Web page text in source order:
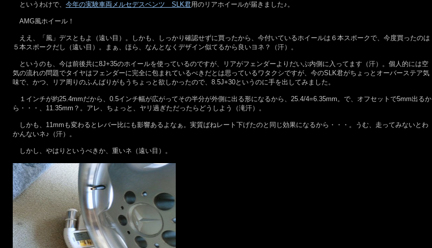
というわけで、 今年の実験車両メルセデスベンツ SLK君用のリアホイールが届きました♪。
AMG風ホイール！
ええ、「風」デスともよ（遠い目）。しかも、しっかり確認せずに買ったから、今付いているホイールは６本スポークで、今度買ったのは
５本スポークだし（遠い目）。まぁ、ほら、なんとなくデザイン似てるから良いヨネ？（汗）。
というのも、今は前後共に8J+35のホイールを使っているのですが、リアがフェンダーよりだいぶ内側に入ってます（汗）。個人的には空
気の流れの問題でタイヤはフェンダーに完全に包まれているべきだとは思っているワタクシですが、今のSLK君がちょっとオーバーステア気
味で、かつ、リア周りのふんばりがもうちょっと欲しかったので、8.5J+30というのに手を出してみました。
１インチが約25.4mmだから、0.5インチ幅が広がってその半分が外側に出る形になるから、25.4/4=6.35mm。で、オフセットで5mm出るか
ら・・・、11.35mm？。アレ、ちょっと、ヤリ過ぎただったらどうしよう（滝汗）。
しかも、11mmも変わるとレバー比にも影響あるよなぁ。実質ばねレート下げたのと同じ効果になるから・・・。うむ、走ってみないとわ
かんないネ♪（汗）。
しかし、やはりというべきか、重いネ（遠い目）。